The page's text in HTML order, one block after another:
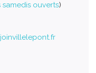
samedis ouverts)